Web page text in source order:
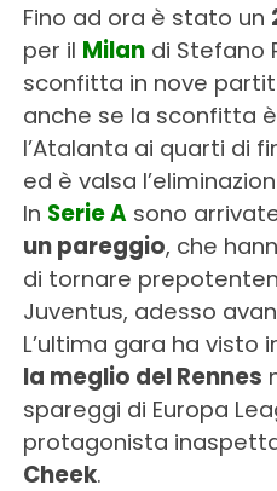
Fino ad ora è stato un
per il Milan di Stefano
sconfitta in nove
anche se la sconfitta
l’Atalanta ai quarti di
ed è valsa
In Serie Asono
un pareggio, che
di tornare
Juventus, adesso
L’ultima gara ha visto
la meglio del Rennes
spareggi di Europa
protagonista
Cheek.